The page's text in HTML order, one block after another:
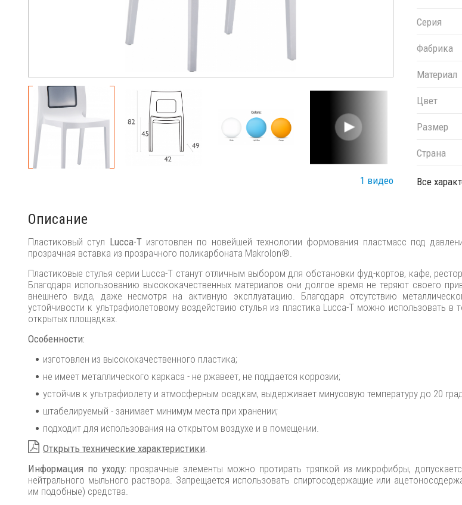
1 видео
Серия
Фабрика
Материал
Цвет
Размер
Страна
Все
Описание
Пластиковый стул Lucca-Tизготовлен по новейшей технологии формования пластмасс под
прозрачная вставка из прозрачного поликарбоната Makrolon®.
Пластиковые стулья серии Lucca-T станут отличным выбором для обстановки фуд-кортов, кафе,
Благодаря использованию высококачественных материалов они долгое время не теряют своего
внешнего вида, даже несмотря на активную эксплуатацию. Благодаря отсутствию
устойчивости к ультрафиолетовому воздействию стулья из пластика Lucca-T можно использовать в
открытых площадках.
Особенности:
изготовлен из высококачественного пластика;
не имеет металлического каркаса - не ржавеет, не поддается коррозии;
устойчив к ультрафиолету и атмосферным осадкам, выдерживает минусовую температуру до 20
штабелируемый - занимает минимум места при хранении;
подходит для использования на открытом воздухе и в помещении.
Открыть технические характеристики.
Информация по уходу: прозрачные элементы можно протирать тряпкой из микрофибры,
нейтрального мыльного раствора. Запрещается использовать спиртосодержащие или
им подобные) средства.